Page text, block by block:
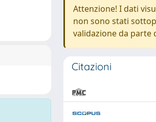
Attenzione! I dati
non sono stati
validazione da parte
Citazioni